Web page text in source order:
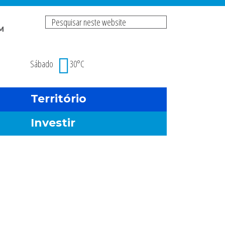
Pesquisar
Sábado
30°C
Território
Investir